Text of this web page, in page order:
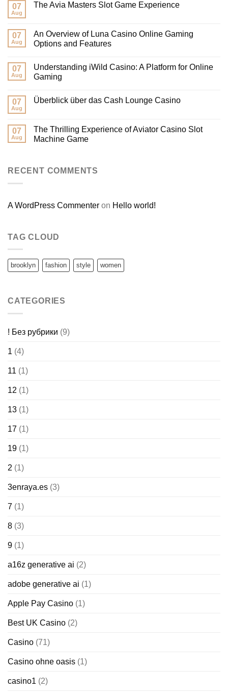
07
Aug
The Avia Masters Slot Game Experience
07
Aug
An Overview of Luna Casino Online Gaming
Options and Features
07
Aug
Understanding iWild Casino: A Platform for Online
Gaming
07
Aug
Überblick über das Cash Lounge Casino
07
Aug
The Thrilling Experience of Aviator Casino Slot
Machine Game
RECENT COMMENTS
A WordPress Commenter on Hello world!
TAG CLOUD
brooklyn fashion style women
CATEGORIES
! Без рубрики (9)
1 (4)
11 (1)
12 (1)
13 (1)
17 (1)
19 (1)
2 (1)
3enraya.es (3)
7 (1)
8 (3)
9 (1)
a16z generative ai (2)
adobe generative ai (1)
Apple Pay Casino (1)
Best UK Casino (2)
Casino (71)
Casino ohne oasis (1)
casino1 (2)